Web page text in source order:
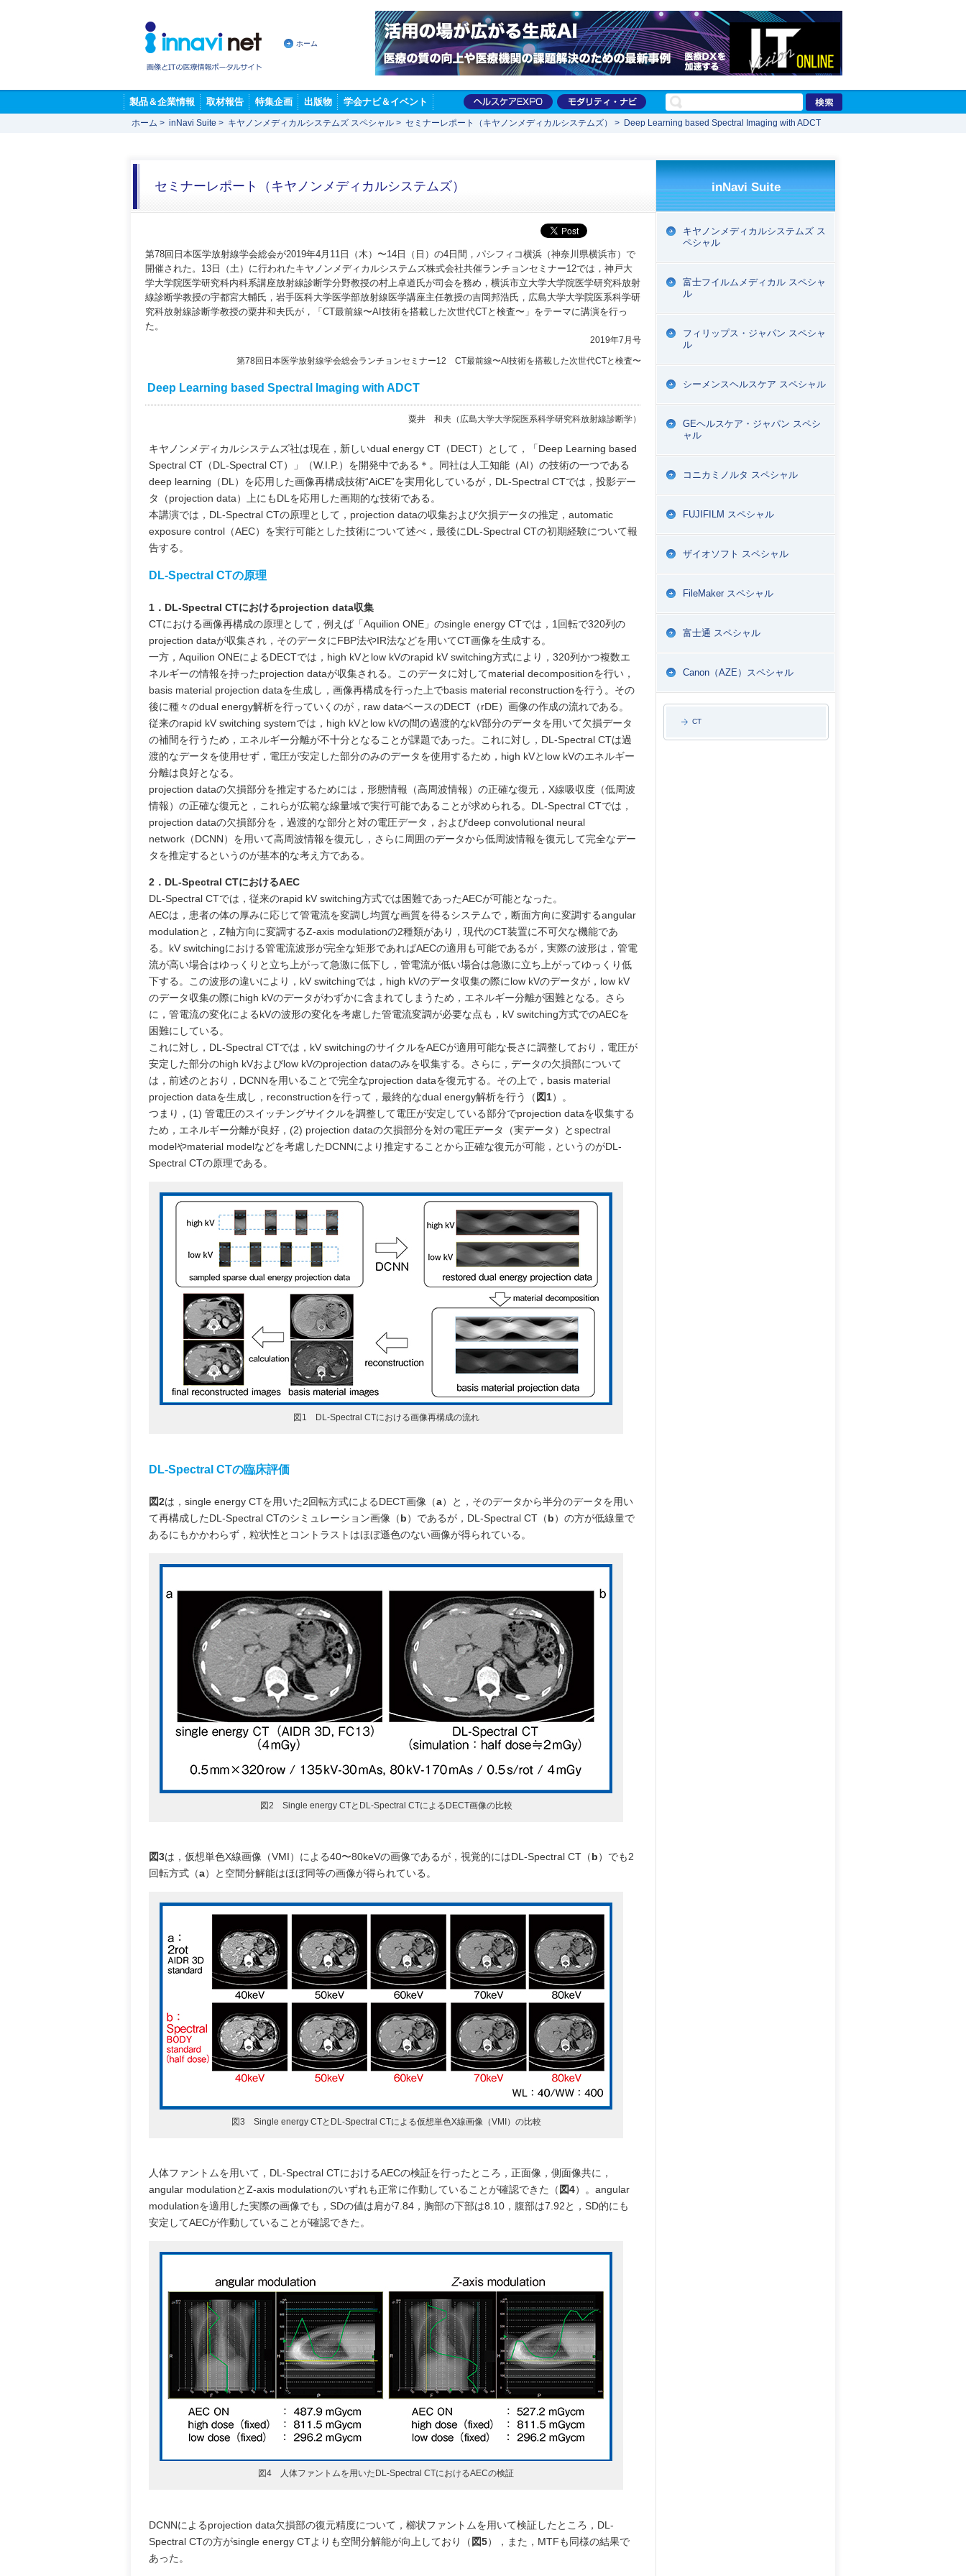
ホーム
製品＆企業情報 取材報告 特集企画 出版物 学会ナビ＆イベント
ホーム > inNavi Suite > キヤノンメディカルシステムズ スペシャル > セミナーレポート（キヤノンメディカルシステムズ） > Deep Learning based Spectral Imaging with ADCT
セミナーレポート（キヤノンメディカルシステムズ）
第78回日本医学放射線学会総会が2019年4月11日（木）〜14日（日）の4日間，パシフィコ横浜（神奈川県横浜市）で
開催された。13日（土）に行われたキヤノンメディカルシステムズ株式会社共催ランチョンセミナー12では，神戸大
学大学院医学研究科内科系講座放射線診断学分野教授の村上卓道氏が司会を務め，横浜市立大学大学院医学研究科放射
線診断学教授の宇都宮大輔氏，岩手医科大学医学部放射線医学講座主任教授の吉岡邦浩氏，広島大学大学院医系科学研
究科放射線診断学教授の粟井和夫氏が，「CT最前線〜AI技術を搭載した次世代CTと検査〜」をテーマに講演を行っ
た。
2019年7月号
第78回日本医学放射線学会総会ランチョンセミナー12 CT最前線〜AI技術を搭載した次世代CTと検査〜
Deep Learning based Spectral Imaging with ADCT
粟井 和夫（広島大学大学院医系科学研究科放射線診断学）
キヤノンメディカルシステムズ社は現在，新しいdual energy CT（DECT）として，「Deep Learning based
Spectral CT（DL-Spectral CT）」（W.I.P.）を開発中である＊。同社は人工知能（AI）の技術の一つである
deep learning（DL）を応用した画像再構成技術“AiCE”を実用化しているが，DL-Spectral CTでは，投影デー
タ（projection data）上にもDLを応用した画期的な技術である。
本講演では，DL-Spectral CTの原理として，projection dataの収集および欠損データの推定，automatic
exposure control（AEC）を実行可能とした技術について述べ，最後にDL-Spectral CTの初期経験について報
告する。
DL-Spectral CTの原理
1．DL-Spectral CTにおけるprojection data収集
CTにおける画像再構成の原理として，例えば「Aquilion ONE」のsingle energy CTでは，1回転で320列の
projection dataが収集され，そのデータにFBP法やIR法などを用いてCT画像を生成する。
一方，Aquilion ONEによるDECTでは，high kVとlow kVのrapid kV switching方式により，320列かつ複数エ
ネルギーの情報を持ったprojection dataが収集される。このデータに対してmaterial decompositionを行い，
basis material projection dataを生成し，画像再構成を行った上でbasis material reconstructionを行う。その
後に種々のdual energy解析を行っていくのが，raw dataベースのDECT（rDE）画像の作成の流れである。
従来のrapid kV switching systemでは，high kVとlow kVの間の過渡的なkV部分のデータを用いて欠損データ
の補間を行うため，エネルギー分離が不十分となることが課題であった。これに対し，DL-Spectral CTは過
渡的なデータを使用せず，電圧が安定した部分のみのデータを使用するため，high kVとlow kVのエネルギー
分離は良好となる。
projection dataの欠損部分を推定するためには，形態情報（高周波情報）の正確な復元，X線吸収度（低周波
情報）の正確な復元と，これらが広範な線量域で実行可能であることが求められる。DL-Spectral CTでは，
projection dataの欠損部分を，過渡的な部分と対の電圧データ，およびdeep convolutional neural
network（DCNN）を用いて高周波情報を復元し，さらに周囲のデータから低周波情報を復元して完全なデー
タを推定するというのが基本的な考え方である。
2．DL-Spectral CTにおけるAEC
DL-Spectral CTでは，従来のrapid kV switching方式では困難であったAECが可能となった。
AECは，患者の体の厚みに応じて管電流を変調し均質な画質を得るシステムで，断面方向に変調するangular
modulationと，Z軸方向に変調するZ-axis modulationの2種類があり，現代のCT装置に不可欠な機能であ
る。kV switchingにおける管電流波形が完全な矩形であればAECの適用も可能であるが，実際の波形は，管電
流が高い場合はゆっくりと立ち上がって急激に低下し，管電流が低い場合は急激に立ち上がってゆっくり低
下する。この波形の違いにより，kV switchingでは，high kVのデータ収集の際にlow kVのデータが，low kV
のデータ収集の際にhigh kVのデータがわずかに含まれてしまうため，エネルギー分離が困難となる。さら
に，管電流の変化によるkVの波形の変化を考慮した管電流変調が必要な点も，kV switching方式でのAECを
困難にしている。
これに対し，DL-Spectral CTでは，kV switchingのサイクルをAECが適用可能な長さに調整しており，電圧が
安定した部分のhigh kVおよびlow kVのprojection dataのみを収集する。さらに，データの欠損部について
は，前述のとおり，DCNNを用いることで完全なprojection dataを復元する。その上で，basis material
projection dataを生成し，reconstructionを行って，最終的なdual energy解析を行う（ 図1）。
つまり，(1) 管電圧のスイッチングサイクルを調整して電圧が安定している部分でprojection dataを収集する
ため，エネルギー分離が良好，(2) projection dataの欠損部分を対の電圧データ（実データ）とspectral
modelやmaterial modelなどを考慮したDCNNにより推定することから正確な復元が可能，というのがDL-
Spectral CTの原理である。
図1 DL-Spectral CTにおける画像再構成の流れ
DL-Spectral CTの臨床評価
図2は，single energy CTを用いた2回転方式によるDECT画像（a）と，そのデータから半分のデータを用い
て再構成したDL-Spectral CTのシミュレーション画像（b）であるが，DL-Spectral CT（b）の方が低線量で
あるにもかかわらず，粒状性とコントラストはほぼ遜色のない画像が得られている。
図2 Single energy CTとDL-Spectral CTによるDECT画像の比較
図3は，仮想単色X線画像（VMI）による40〜80keVの画像であるが，視覚的にはDL-Spectral CT（b）でも2
回転方式（a）と空間分解能はほぼ同等の画像が得られている。
図3 Single energy CTとDL-Spectral CTによる仮想単色X線画像（VMI）の比較
人体ファントムを用いて，DL-Spectral CTにおけるAECの検証を行ったところ，正面像，側面像共に，
angular modulationとZ-axis modulationのいずれも正常に作動していることが確認できた（ 図4）。angular
modulationを適用した実際の画像でも，SDの値は肩が7.84，胸部の下部は8.10，腹部は7.92と，SD的にも
安定してAECが作動していることが確認できた。
図4 人体ファントムを用いたDL-Spectral CTにおけるAECの検証
DCNNによるprojection data欠損部の復元精度について，櫛状ファントムを用いて検証したところ，DL-
Spectral CTの方がsingle energy CTよりも空間分解能が向上しており（図5），また，MTFも同様の結果で
あった。
inNavi Suite
キヤノンメディカルシステムズ ス
ペシャル
富士フイルムメディカル スペシャ
ル
フィリップス・ジャパン スペシャ
ル
シーメンスヘルスケア スペシャル
GEヘルスケア・ジャパン スペシ
ャル
コニカミノルタ スペシャル
FUJIFILM スペシャル
ザイオソフト スペシャル
FileMaker スペシャル
富士通 スペシャル
Canon（AZE）スペシャル
CT